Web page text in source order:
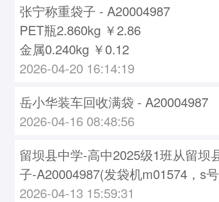
张宁称重袋子 - A20004987
PET瓶2.860kg ￥2.86
金属0.240kg ￥0.12
2026-04-20 16:14:19
岳小华装车回收满袋 - A20004987
2026-04-16 08:48:56
留坝县中学-高中2025级1班从留坝
子-A20004987(发袋机m01574，s
2026-04-13 15:59:31